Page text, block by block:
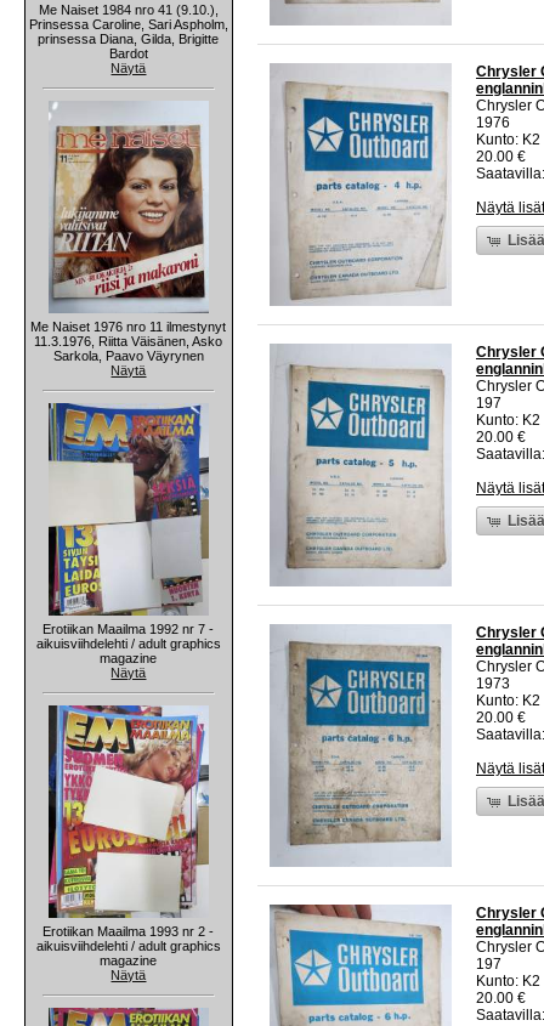
Me Naiset 1984 nro 41 (9.10.),
Prinsessa Caroline, Sari Aspholm,
prinsessa Diana, Gilda, Brigitte
Bardot
Näytä
Me Naiset 1976 nro 11 ilmestynyt
11.3.1976, Riitta Väisänen, Asko
Sarkola, Paavo Väyrynen
Näytä
Erotiikan Maailma 1992 nr 7 -
aikuisviihdelehti / adult graphics
magazine
Näytä
Erotiikan Maailma 1993 nr 2 -
aikuisviihdelehti / adult graphics
magazine
Näytä
Chrysler
Chrysler
1976
Kunto:
20.00 €
Näytä
Chrysler
Chrysler
197
Kunto:
20.00 €
Näytä
Chrysler
Chrysler
1973
Kunto:
20.00 €
Näytä
Chrysler
Chrysler
197
Kunto:
20.00 €